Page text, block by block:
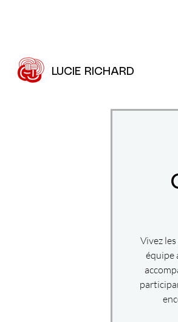
LUCIE RICHARD
Vivez
équipe